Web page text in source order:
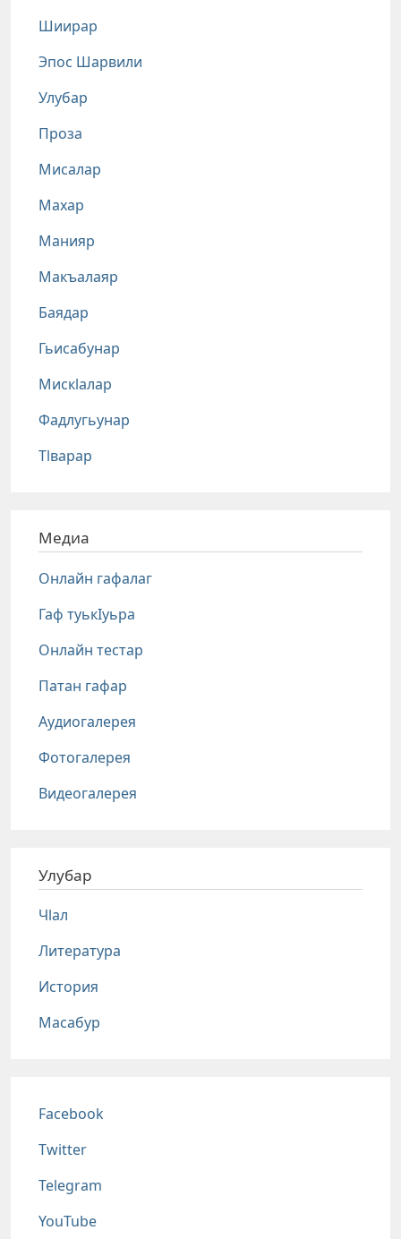
Шиирар
Эпос Шарвили
Улубар
Проза
Мисалар
Махар
Манияр
Макъалаяр
Баядар
Гьисабунар
Мискlалар
Фадлугьунар
Тlварар
Медиа
Онлайн гафалаг
Гаф туькIуьра
Онлайн тестар
Патан гафар
Аудиогалерея
Фотогалерея
Видеогалерея
Улубар
Чlал
Литература
История
Масабур
Соц сети
Facebook
Twitter
Telegram
YouTube